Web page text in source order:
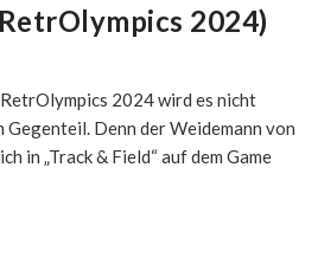
2024)
2024 wird es nicht
Denn der Weidemann von
in „Track & Field“ auf dem Game